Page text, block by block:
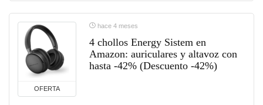
OFERTA
hace 4 meses
4 chollos Energy Sistem en
Amazon: auriculares y altavoz con
hasta -42% (Descuento -42%)